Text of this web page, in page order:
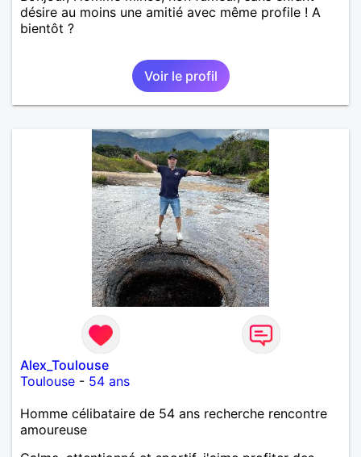
désire au moins une amitié avec même profile ! A
bientôt ?
Voir le profil
Alex_Toulouse
Toulouse - 54 ans
Homme célibataire de 54 ans recherche rencontre
amoureuse